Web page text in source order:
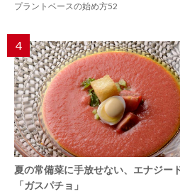
プラントベースの始め方52
4
夏の常備菜に手放せない、エナジー
「ガスパチョ」